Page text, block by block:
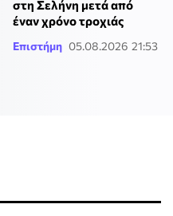
στη Σελήνη μετά από
έναν χρόνο τροχιάς
Επιστήμη 05.08.2026 21:53